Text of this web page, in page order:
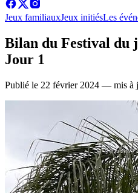
Jeux familiauxJeux initiésLes
Bilan du Festival du
Jour 1
Publié le 22 février 2024 — mis à